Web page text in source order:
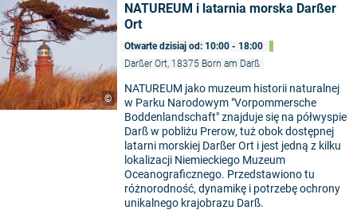
©
NATUREUM i latarnia morska Darßer
Ort
Otwarte dzisiaj od: 10:00 - 18:00
Darßer Ort, 18375 Born am Darß
NATUREUM jako muzeum historii naturalnej
w Parku Narodowym "Vorpommersche
Boddenlandschaft" znajduje się na półwyspie
Darß w pobliżu Prerow, tuż obok dostępnej
latarni morskiej Darßer Ort i jest jedną z kilku
lokalizacji Niemieckiego Muzeum
Oceanograficznego. Przedstawiono tu
różnorodność, dynamikę i potrzebę ochrony
unikalnego krajobrazu Darß.